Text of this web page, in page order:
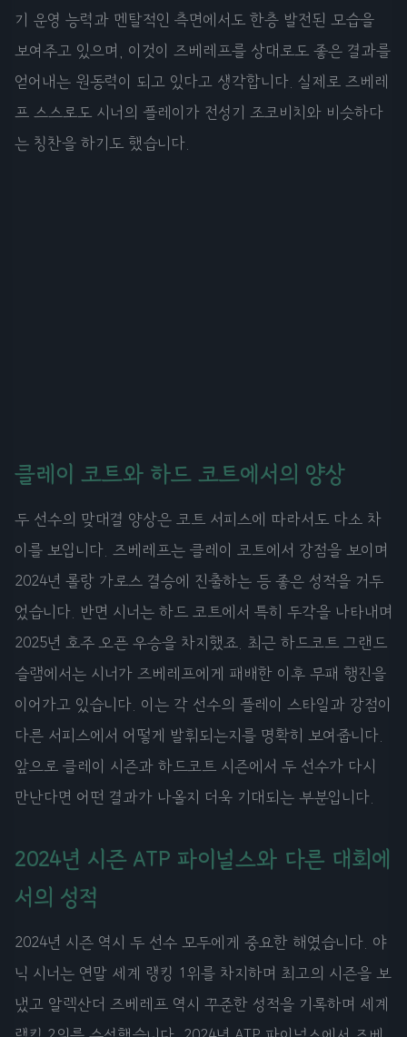
기 운영 능력과 멘탈적인 측면에서도 한층 발전된 모습을
보여주고 있으며, 이것이 즈베레프를 상대로도 좋은 결과를
얻어내는 원동력이 되고 있다고 생각합니다. 실제로 즈베레
프 스스로도 시너의 플레이가 전성기 조코비치와 비슷하다
는 칭찬을 하기도 했습니다.
클레이 코트와 하드 코트에서의 양상
두 선수의 맞대결 양상은 코트 서피스에 따라서도 다소 차
이를 보입니다. 즈베레프는 클레이 코트에서 강점을 보이며
2024년 롤랑 가로스 결승에 진출하는 등 좋은 성적을 거두
었습니다. 반면 시너는 하드 코트에서 특히 두각을 나타내며
2025년 호주 오픈 우승을 차지했죠. 최근 하드코트 그랜드
슬램에서는 시너가 즈베레프에게 패배한 이후 무패 행진을
이어가고 있습니다. 이는 각 선수의 플레이 스타일과 강점이
다른 서피스에서 어떻게 발휘되는지를 명확히 보여줍니다.
앞으로 클레이 시즌과 하드코트 시즌에서 두 선수가 다시
만난다면 어떤 결과가 나올지 더욱 기대되는 부분입니다.
2024년 시즌 ATP 파이널스와 다른 대회에
서의 성적
2024년 시즌 역시 두 선수 모두에게 중요한 해였습니다. 야
닉 시너는 연말 세계 랭킹 1위를 차지하며 최고의 시즌을 보
냈고 알렉산더 즈베레프 역시 꾸준한 성적을 기록하며 세계